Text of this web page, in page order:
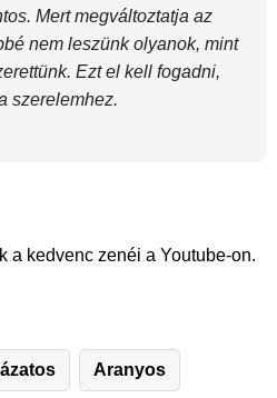
Mert megváltoztatja az
nem leszünk olyanok, mint
Ezt el kell fogadni,
szerelemhez.
a kedvenc zenéi a Youtube-on.
Aranyos